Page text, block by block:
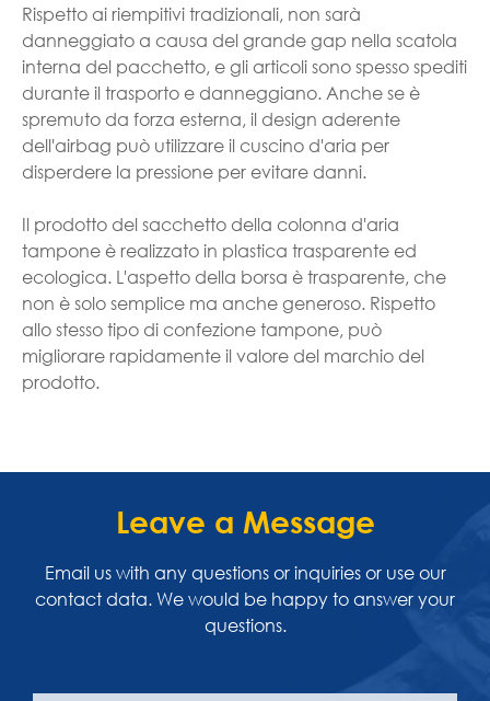
Rispetto ai riempitivi tradizionali, non sarà
danneggiato a causa del grande gap nella scatola
interna del pacchetto, e gli articoli sono spesso spediti
durante il trasporto e danneggiano. Anche se è
spremuto da forza esterna, il design aderente
dell'airbag può utilizzare il cuscino d'aria per
disperdere la pressione per evitare danni.
Il prodotto del sacchetto della colonna d'aria
tampone è realizzato in plastica trasparente ed
ecologica. L'aspetto della borsa è trasparente, che
non è solo semplice ma anche generoso. Rispetto
allo stesso tipo di confezione tampone, può
migliorare rapidamente il valore del marchio del
prodotto.
Leave a Message
Email us with any questions or inquiries or use our
contact data. We would be happy to answer your
questions.